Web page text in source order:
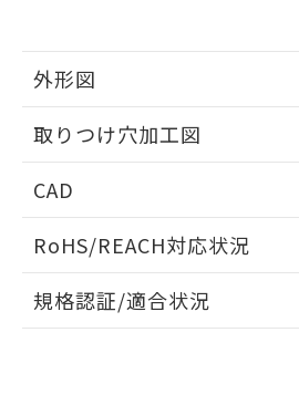
外形図
取りつけ穴加工図
CAD
ドすることができます。
ログイン/会員
RoHS/REACH対応状況
EU RoHS 注意事項・凡例
規格認証/適合状況
用者の範囲」に記載さ
※本証明書は発行日時点で
るもので、過去に遡って非含
ものではありません。
物質の対応では、対応完了ま
荷製品に未対応品が混在す
していることから、特段のこ
り、2022年1月12日より割愛
す。